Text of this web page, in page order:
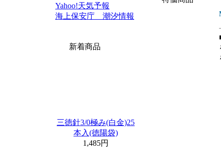
Yahoo!天気予報
海上保安庁 潮汐情報
新着商品
三徳針3/0極み(白金)25
本入(徳陽袋)
1,485円